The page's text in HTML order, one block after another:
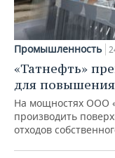
Промышленность
«Татнефть»
для
На мощностях ООО
производить
отходов